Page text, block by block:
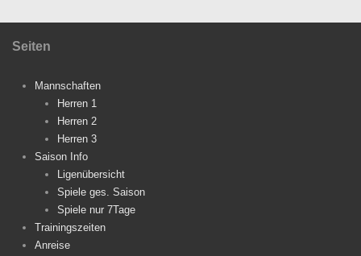
Seiten
Mannschaften
Herren 1
Herren 2
Herren 3
Saison Info
Ligenübersicht
Spiele ges. Saison
Spiele nur 7Tage
Trainingszeiten
Anreise